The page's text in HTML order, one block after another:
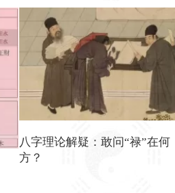
八字理论解疑：敢问“禄”在何
方？